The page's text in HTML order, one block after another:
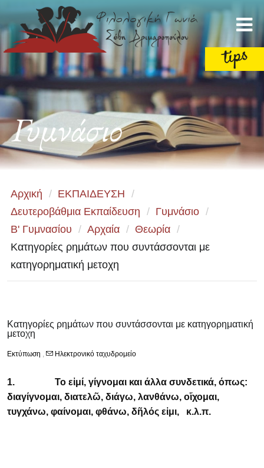
Γυμνάσιο
Αρχική / ΕΚΠΑΙΔΕΥΣΗ /
Δευτεροβάθμια Εκπαίδευση / Γυμνάσιο /
Β' Γυμνασίου / Αρχαία / Θεωρία /
Κατηγορίες ρημάτων που συντάσσονται με
κατηγορηματική μετοχη
Κατηγορίες ρημάτων που συντάσσονται με κατηγορηματική
μετοχη
Εκτύπωση , Ηλεκτρονικό ταχυδρομείο
1.
Το εἰμί, γίγνομαι και άλλα συνδετικά, όπως:
διαγίγνομαι, διατελῶ, διάγω, λανθάνω, οἴχομαι,
τυγχάνω, φαίνομαι, φθάνω, δῆλός εἰμι, κ.λ.π.